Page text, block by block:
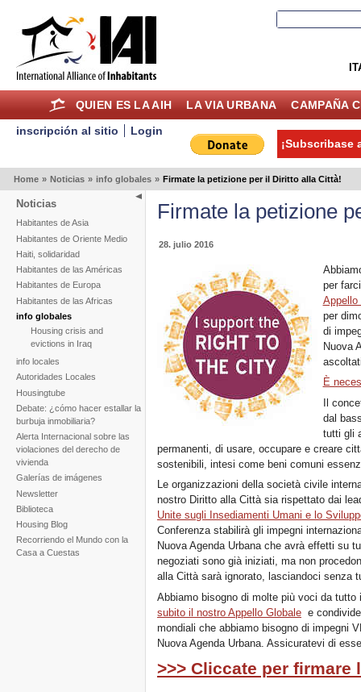
QUIEN ES LA AIH LA VIA URBANA CAMPAÑA
inscripción al sitio
Login
¡Subscribase
Home » Noticias » info globales » Firmate la petizione per il Diritto alla Città!
Noticias
Habitantes de Asia
Habitantes de Oriente Medio
Haiti, solidaridad
Habitantes de las Américas
Habitantes de Europa
Habitantes de las Africas
info globales
Housing crisis and
evictions in Iraq
info locales
Autoridades Locales
Housingtube
Debate: ¿cómo hacer estallar la
burbuja inmobiliaria?
Alerta Internacional sobre las
violaciones del derecho de
vivienda
Galerías de imágenes
Newsletter
Biblioteca
Housing Blog
Recorriendo el Mundo con la
Casa a Cuestas
Firmate la petizione
28. julio 2016
per
Appello
per
di
Nuova
È
Il
dal
tutti gli
permanenti, di usare, occupare e creare
sostenibili, intesi come beni comuni
Le organizzazioni della società civile
nostro Diritto alla Città sia rispettato dai
Unite sugli Insediamenti Umani e lo
Conferenza stabilirà gli impegni
Nuova Agenda Urbana che avrà effetti su
negoziati sono già iniziati, ma non
alla Città sarà ignorato, lasciandoci senza
Abbiamo bisogno di molte più voci da
subito il nostro Appello Globale e
mondiali che abbiamo bisogno di impegni
Nuova Agenda Urbana. Assicuratevi di
>>> Cliccate per firmare